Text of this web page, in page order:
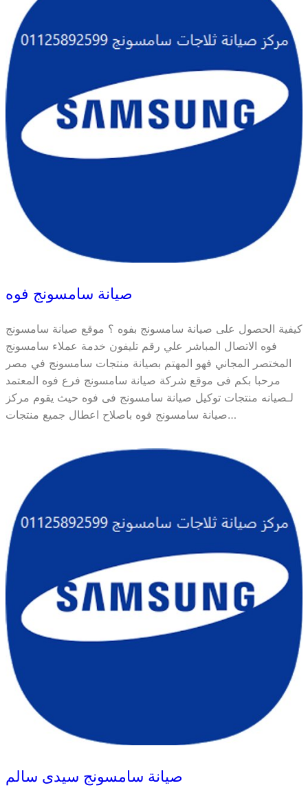
صيانة سامسونج فوه
كيفية الحصول على صيانة سامسونج بفوه ؟ موقع صيانة سامسونج
فوه الاتصال المباشر علي رقم تليفون خدمة عملاء سامسونج
المختصر المجاني فهو المهتم بصيانة منتجات سامسونج في مصر
مرحبا بكم فى موقع شركة صيانة سامسونج فرع فوه المعتمد
لـصيانه منتجات توكيل صيانة سامسونج فى فوه حيث يقوم مركز
صيانة سامسونج فوه باصلاح اعطال جميع منتجات…
صيانة سامسونج سيدى سالم